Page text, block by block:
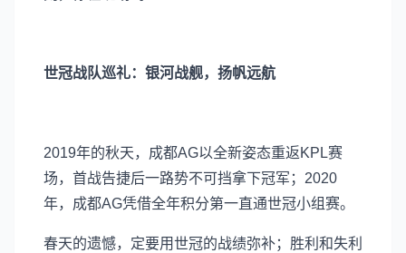
世冠战队巡礼：银河战舰，扬帆远航
2019年的秋天，成都AG以全新姿态重返KPL赛
场，首战告捷后一路势不可挡拿下冠军；2020
年，成都AG凭借全年积分第一直通世冠小组赛。
春天的遗憾，定要用世冠的战绩弥补；胜利和失利